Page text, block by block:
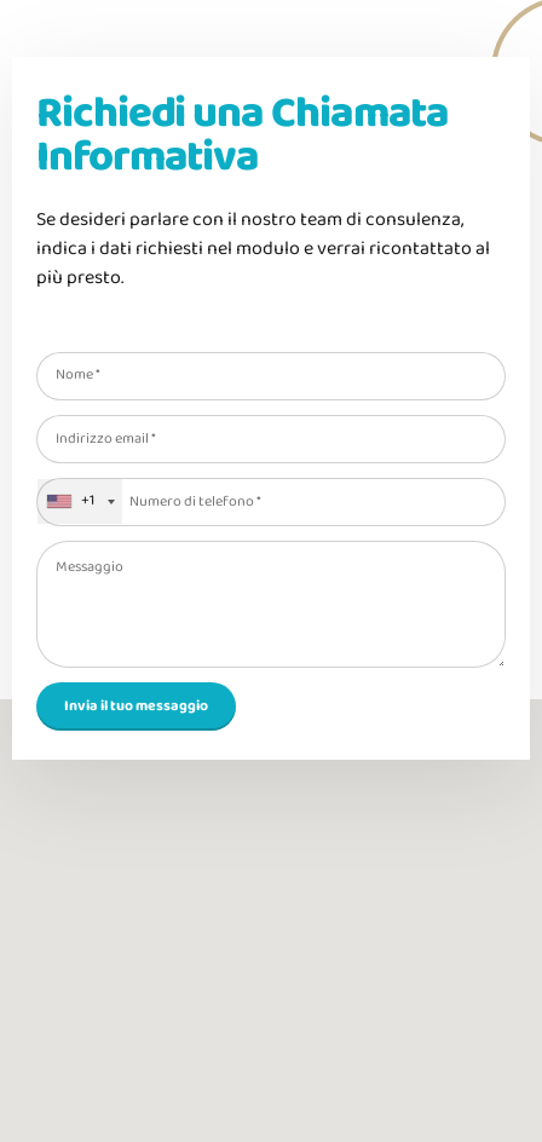
Richiedi una Chiamata
Informativa
Se desideri parlare con il nostro team di consulenza,
indica i dati richiesti nel modulo e verrai ricontattato al
più presto.
+1